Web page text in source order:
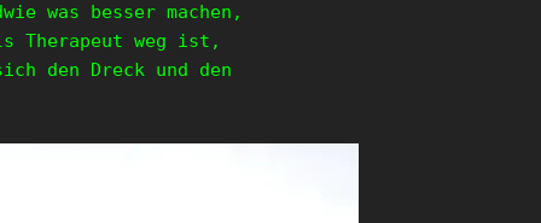
was besser machen,
Therapeut weg ist,
den Dreck und den